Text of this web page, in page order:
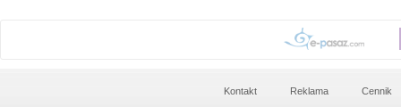
Kontakt Reklama Cennik